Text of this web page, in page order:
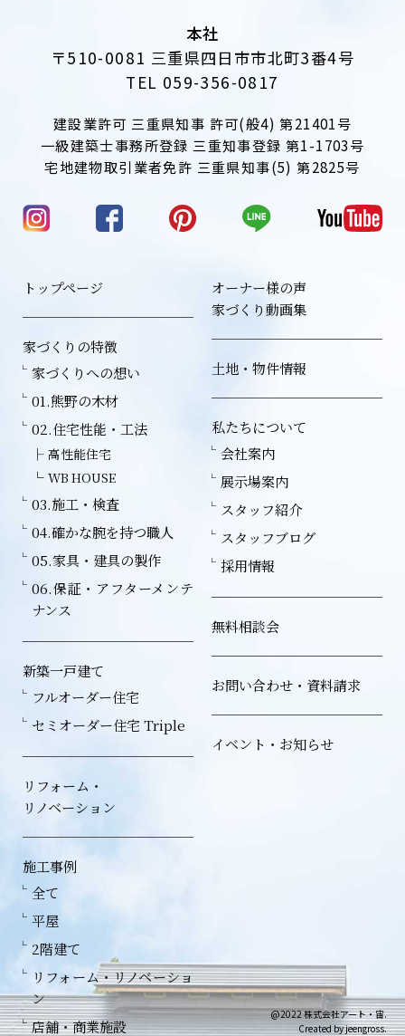
本社
〒510-0081 三重県四日市市北町3番4号
TEL 059-356-0817
建設業許可 三重県知事 許可(般4) 第21401号
一級建築士事務所登録 三重知事登録 第1-1703号
宅地建物取引業者免許 三重県知事(5) 第2825号
トップページ
家づくりの特徴
家づくりへの想い
01.熊野の木材
02.住宅性能・工法
高性能住宅
WB HOUSE
03.施工・検査
04.確かな腕を持つ職人
05.家具・建具の製作
06.保証・アフターメンテ
ナンス
新築一戸建て
フルオーダー住宅
セミオーダー住宅 Triple
リフォーム・
リノベーション
施工事例
全て
平屋
2階建て
リフォーム・リノベーショ
ン
店舗・商業施設
オーナー様の声
家づくり動画集
土地・物件情報
私たちについて
会社案内
展示場案内
スタッフ紹介
スタッフブログ
採用情報
無料相談会
お問い合わせ・資料請求
イベント・お知らせ
@2022 株式会社アート・宙.
Created by jeengross.